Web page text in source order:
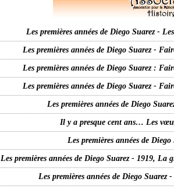
Les premières années de Diego Suarez -
Les premières années de Diego Suarez -
Les premières années de Diego Suarez :
Les premières années de Diego Suarez -
Les premières années de Diego
Il y a presque cent ans… Les
Les premières années de
Les premières années de Diego Suarez - 1919,
Les premières années de Diego